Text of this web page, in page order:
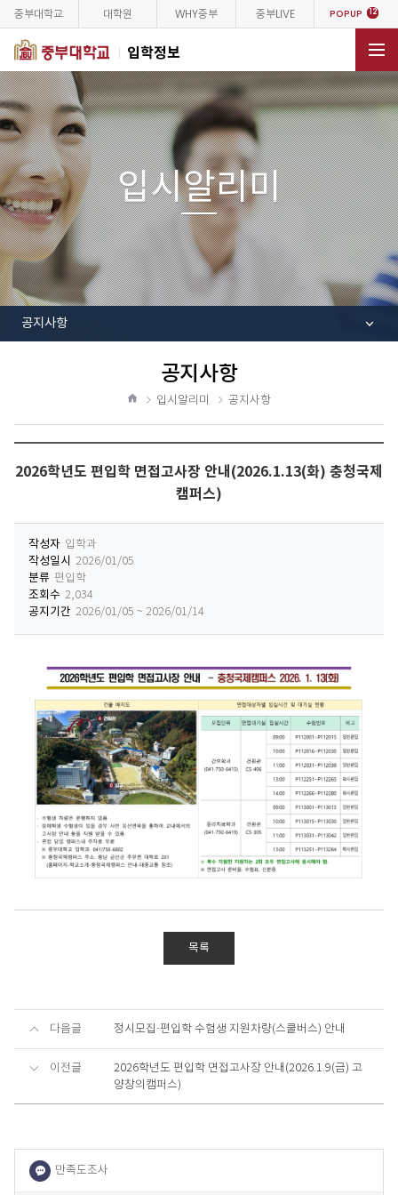
입학정보
전체메뉴
중부대학교 대학원 WHY중부 중부LIVE POPUP 12
입시알리미
공지사항
공지사항
입시알리미 공지사항
기
2026학년도 편입학 면접고사장 안내(2026.1.13(화) 충청국제
캠퍼스)
작성자 입학과
작성일시 2026/01/05
분류 편입학
조회수 2,034
공지기간 2026/01/05 ~ 2026/01/14
목록
다음글 정시모집·편입학 수험생 지원차량(스쿨버스) 안내
이전글
2026학년도 편입학 면접고사장 안내(2026.1.9(금) 고
양창의캠퍼스)